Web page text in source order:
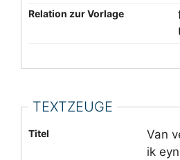
Relation zur Vorlage
TEXTZEUGE
Titel
Van
ik